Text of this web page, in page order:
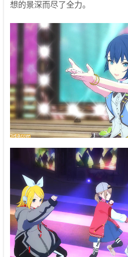
想的景深而尽了全力。